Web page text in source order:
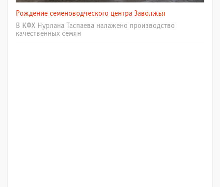
Рождение семеноводческого центра Заволжья
В КФХ Нурлана Таспаева налажено производство
качественных семян